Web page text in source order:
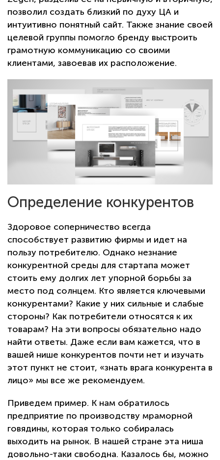
позволил создать близкий по духу ЦА и
интуитивно понятный сайт. Также знание своей
целевой группы помогло бренду выстроить
грамотную коммуникацию со своими
клиентами, завоевав их расположение.
Определение конкурентов
Здоровое соперничество всегда
способствует развитию фирмы и идет на
пользу потребителю. Однако незнание
конкурентной среды для стартапа может
стоить ему долгих лет упорной борьбы за
место под солнцем. Кто является ключевыми
конкурентами? Какие у них сильные и слабые
стороны? Как потребители относятся к их
товарам? На эти вопросы обязательно надо
найти ответы. Даже если вам кажется, что в
вашей нише конкурентов почти нет и изучать
этот пункт не стоит, «знать врага конкурента в
лицо» мы все же рекомендуем.
Приведем пример. К нам обратилось
предприятие по производству мраморной
говядины, которая только собиралась
выходить на рынок. В нашей стране эта ниша
довольно-таки свободна. Казалось бы, можно